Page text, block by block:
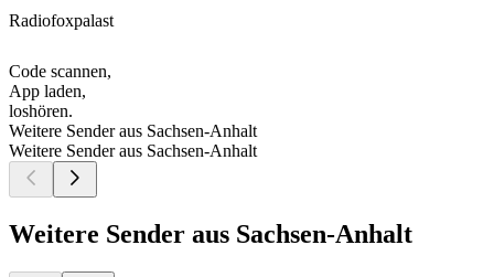
Radiofoxpalast
Code scannen,
App laden,
loshören.
Weitere Sender aus Sachsen-Anhalt
Weitere Sender aus Sachsen-Anhalt
Weitere Sender aus Sachsen-Anhalt